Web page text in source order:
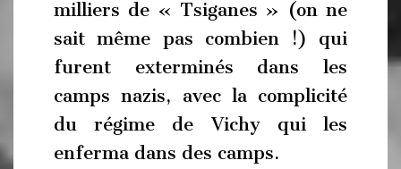
milliers de « Tsiganes » (on ne
sait même pas combien !) qui
furent exterminés dans les
camps nazis, avec la complicité
du régime de Vichy qui les
enferma dans des camps.